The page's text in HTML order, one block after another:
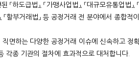
도급법」, 「가맹사업법」, 「대규모유통업법」,
」, 「할부거래법」 등 공정거래 전 분야에서 종
면하는 다양한 공정거래 이슈에 신속하고 정
각종 기관의 절차에 효과적으로 대처합니다.